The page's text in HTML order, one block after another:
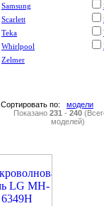
Samsung
Scarlett
Teka
Whirlpool
Zelmer
Сортировать по: модели
Показано 231 - 240
моделей)